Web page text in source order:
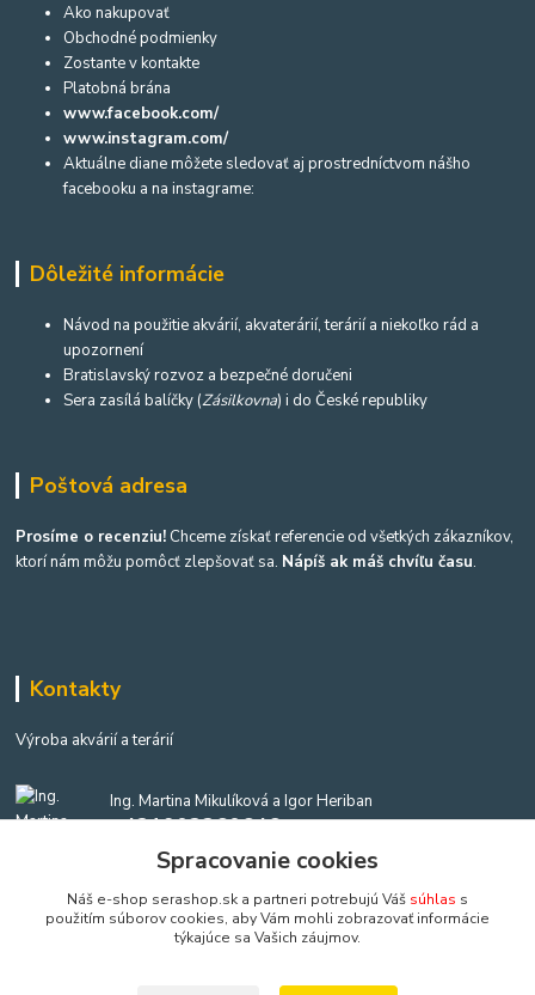
Ako nakupovať
Obchodné podmienky
Zostante v kontakte
Platobná brána
www.facebook.com/
www.instagram.com/
Aktuálne diane môžete sledovať aj prostredníctvom nášho
facebooku a na instagrame:
Dôležité informácie
Návod na použitie akvárií, akvaterárií, terárií a niekoľko rád a
upozornení
Bratislavský rozvoz a bezpečné doručeni
Sera zasílá balíčky (Zásilkovna) i do České republiky
Poštová adresa
Prosíme o recenziu! Chceme získať referencie od všetkých zákazníkov,
ktorí nám môžu pomôcť zlepšovať sa. Nápíš ak máš chvíľu času.
Kontakty
Výroba akvárií a terárií
Ing. Martina Mikulíková a Igor Heriban
+421903360646
(Po-Pia, 8-16 hod.)
akvaria@akvaria.sk
Spracovanie cookies
Náš e-shop serashop.sk a partneri potrebujú Váš súhlas s
použitím súborov cookies, aby Vám mohli zobrazovať informácie
týkajúce sa Vašich záujmov.